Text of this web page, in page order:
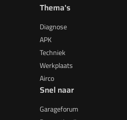
Thema's
Diagnose
APK
Techniek
Werkplaats
Airco
Snel naar
Garageforum